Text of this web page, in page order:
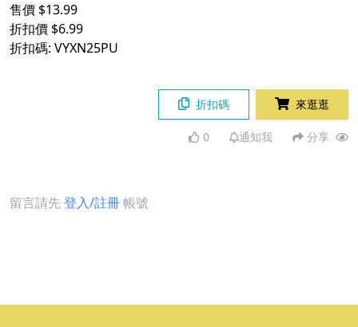
售價 $13.99
折扣價 $6.99
折扣碼: VYXN25PU
折扣碼 來逛逛
0 通知我 分享
留言請先登入/註冊帳號